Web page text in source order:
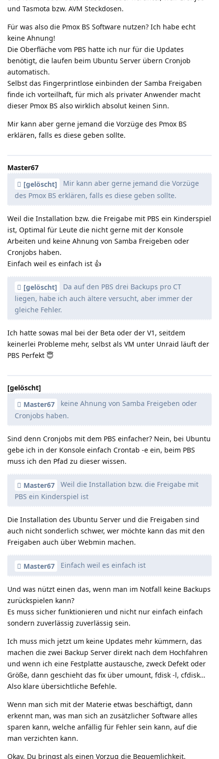
und Tasmota bzw. AVM Steckdosen.
Für was also die Pmox BS Software nutzen? Ich habe echt
keine Ahnung!
Die Oberfläche vom PBS hatte ich nur für die Updates
benötigt, die laufen beim Ubuntu Server übern Cronjob
automatisch.
Selbst das Fingerprintlose einbinden der Samba Freigaben
finde ich vorteilhaft, für mich als privater Anwender macht
dieser Pmox BS also wirklich absolut keinen Sinn.
Mir kann aber gerne jemand die Vorzüge des Pmox BS
erklären, falls es diese geben sollte.
Master67
[gelöscht]
Mir kann aber gerne jemand die Vorzüge
des Pmox BS erklären, falls es diese geben sollte.
Weil die Installation bzw. die Freigabe mit PBS ein Kinderspiel
ist, Optimal für Leute die nicht gerne mit der Konsole
Arbeiten und keine Ahnung von Samba Freigeben oder
Cronjobs haben.
Einfach weil es einfach ist 👍️
[gelöscht]
Da auf den PBS drei Backups pro CT
liegen, habe ich auch ältere versucht, aber immer der
gleiche Fehler.
Ich hatte sowas mal bei der Beta oder der V1, seitdem
keinerlei Probleme mehr, selbst als VM unter Unraid läuft der
PBS Perfekt 😇
[gelöscht]
Master67
keine Ahnung von Samba Freigeben oder
Cronjobs haben.
Sind denn Cronjobs mit dem PBS einfacher? Nein, bei Ubuntu
gebe ich in der Konsole einfach Crontab -e ein, beim PBS
muss ich den Pfad zu dieser wissen.
Master67
Weil die Installation bzw. die Freigabe mit
PBS ein Kinderspiel ist
Die Installation des Ubuntu Server und die Freigaben sind
auch nicht sonderlich schwer, wer möchte kann das mit den
Freigaben auch über Webmin machen.
Master67 Einfach weil es einfach ist
Und was nützt einen das, wenn man im Notfall keine Backups
zurückspielen kann?
Es muss sicher funktionieren und nicht nur einfach einfach
sondern zuverlässig zuverlässig sein.
Ich muss mich jetzt um keine Updates mehr kümmern, das
machen die zwei Backup Server direkt nach dem Hochfahren
und wenn ich eine Festplatte austausche, zweck Defekt oder
Größe, dann geschieht das fix über umount, fdisk -l, cfdisk…
Also klare übersichtliche Befehle.
Wenn man sich mit der Materie etwas beschäftigt, dann
erkennt man, was man sich an zusätzlicher Software alles
sparen kann, welche anfällig für Fehler sein kann, auf die
man verzichten kann.
Okay, Du bringst als einen Vorzug die Bequemlichkeit.